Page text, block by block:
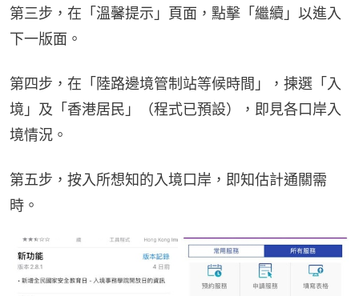
第三步，在「溫馨提示」頁面，點擊「繼續」以進入
下一版面。
第四步，在「陸路邊境管制站等候時間」，揀選「入
境」及「香港居民」（程式已預設），即見各口岸入
境情況。
第五步，按入所想知的入境口岸，即知估計通關需
時。